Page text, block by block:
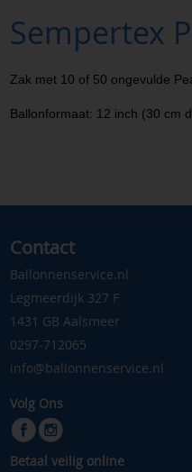
Sempertex
Zak met 10 of 50 ongevulde
Ballonformaat: 12 inch (30 cm
Contact
Ballonnenservice.nl
Legmeerdijk 327 F
1431 GB Aalsmeer
0297-712065
info@ballonnenservice.nl
Volg Ons
Betaal veilig online